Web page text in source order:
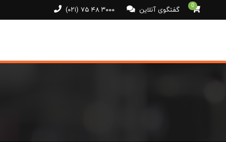
(۰۲۱) ۷۵ ۴۸ ۳۰۰۰ گفتگوی آنلاین 0